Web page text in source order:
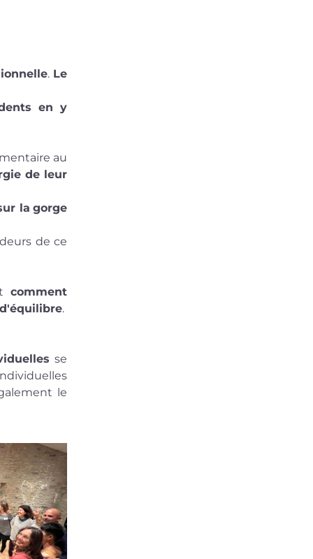
. Le
en y
au
de leur
la gorge
de ce
comment
.
se
le